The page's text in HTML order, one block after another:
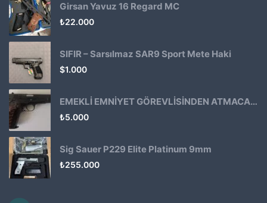
Girsan Yavuz 16 Regard MC
₺22.000
SIFIR – Sarsılmaz SAR9 Sport Mete Haki
$1.000
EMEKLİ EMNİYET GÖREVLİSİNDEN ATMACA 53 KLASİK14
₺5.000
Sig Sauer P229 Elite Platinum 9mm
₺255.000